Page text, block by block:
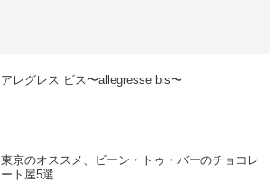
アレグレス ビス〜allegresse bis〜
東京のオススメ、ビーン・トゥ・バーのチョコレ
ート屋5選